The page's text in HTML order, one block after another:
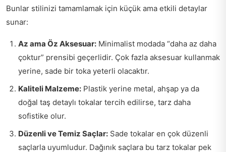
Bunlar stilinizi tamamlamak için küçük ama etkili detaylar
sunar:
Az ama Öz Aksesuar: Minimalist modada “daha az daha
çoktur” prensibi geçerlidir. Çok fazla aksesuar kullanmak
yerine, sade bir toka yeterli olacaktır.
Kaliteli Malzeme: Plastik yerine metal, ahşap ya da
doğal taş detaylı tokalar tercih edilirse, tarz daha
sofistike olur.
Düzenli ve Temiz Saçlar: Sade tokalar en çok düzenli
saçlarla uyumludur. Dağınık saçlara bu tarz tokalar pek